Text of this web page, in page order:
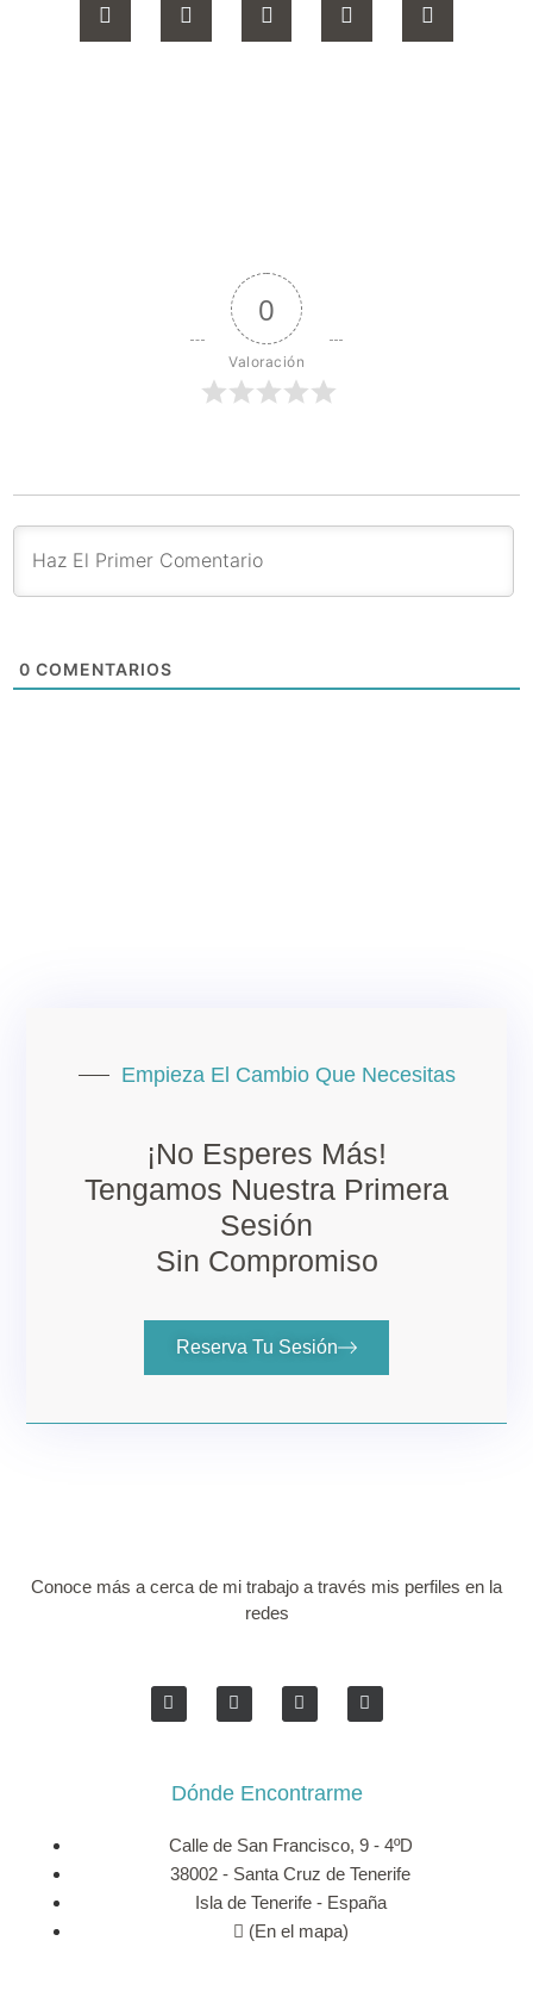
0
Valoración
0 COMENTARIOS
Empieza El Cambio Que Necesitas
¡No Esperes Más!
Tengamos Nuestra Primera
Sesión
Sin Compromiso
Reserva Tu Sesión
Conoce más a cerca de mi trabajo a través mis perfiles en la
redes
Dónde Encontrarme
Calle de San Francisco, 9 - 4ºD
38002 - Santa Cruz de Tenerife
Isla de Tenerife - España
(En el mapa)